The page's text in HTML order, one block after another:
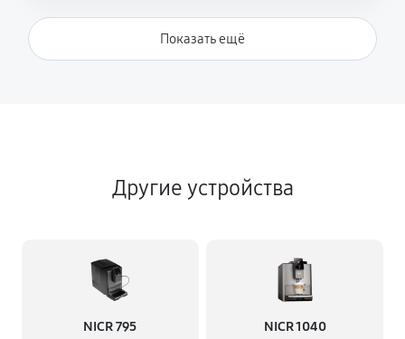
Показать ещё
Другие устройства
NICR 795 NICR 1040